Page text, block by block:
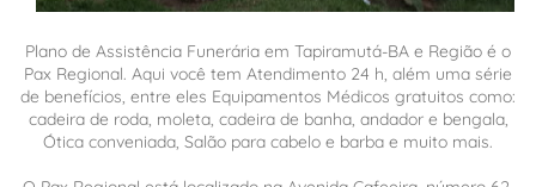
Plano de Assistência Funerária em Tapiramutá-BA e Região é o
Pax Regional. Aqui você tem Atendimento 24 h, além uma série
de benefícios, entre eles Equipamentos Médicos gratuitos como:
cadeira de roda, moleta, cadeira de banha, andador e bengala,
Ótica conveniada, Salão para cabelo e barba e muito mais.